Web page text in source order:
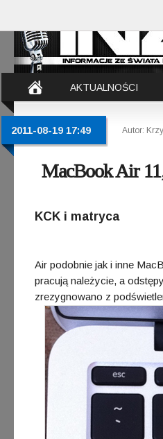
AKTUALNOŚCI
2011-08-19 17:49 Autor:
MacBook Air
KCK i matryca
Air podobnie jak i inne
pracują należycie, a
zrezygnowano z